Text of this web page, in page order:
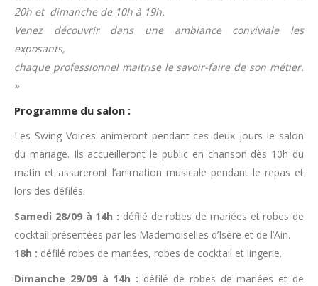
20h et dimanche de 10h à 19h.
Venez découvrir dans une ambiance conviviale les
exposants,
chaque professionnel maitrise le savoir-faire de son métier.
»
Programme du salon :
Les Swing Voices animeront pendant ces deux jours le salon
du mariage. Ils accueilleront le public en chanson dès 10h du
matin et assureront l’animation musicale pendant le repas et
lors des défilés.
Samedi 28/09 à 14h : défilé de robes de mariées et robes de
cocktail présentées par les Mademoiselles d’Isère et de l’Ain.
18h : défilé robes de mariées, robes de cocktail et lingerie.
Dimanche 29/09 à 14h : défilé de robes de mariées et de